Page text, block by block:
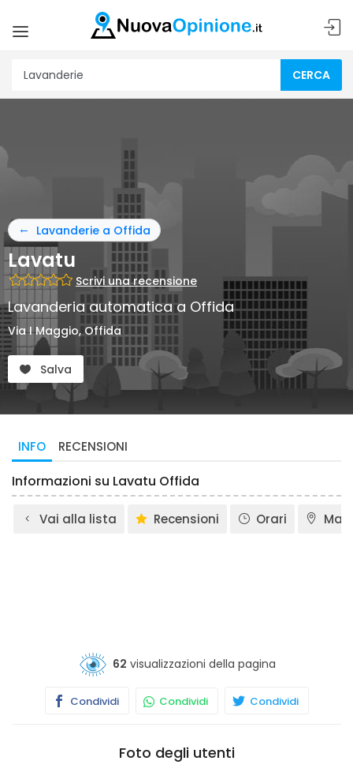
CERCA
Lavanderie a Offida
Lavatu
Scrivi una recensione
Lavanderia automatica a Offida
Via I Maggio, Offida
Salva
INFO RECENSIONI
Informazioni su Lavatu Offida
Vai alla lista Recensioni Orari
62 visualizzazioni della pagina
Condividi Condividi Condividi
Foto degli utenti